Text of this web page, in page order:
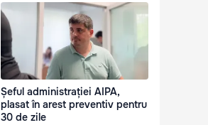
Șeful administrației AIPA,
plasat în arest preventiv pentru
30 de zile